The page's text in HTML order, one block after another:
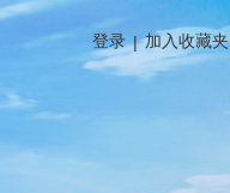
登录 | 加入收藏夹